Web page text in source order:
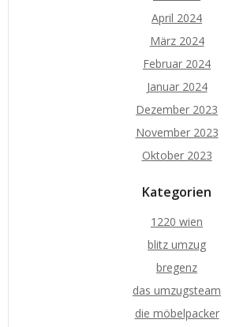
April 2024
März 2024
Februar 2024
Januar 2024
Dezember 2023
November 2023
Oktober 2023
Kategorien
1220 wien
blitz umzug
bregenz
das umzugsteam
die möbelpacker